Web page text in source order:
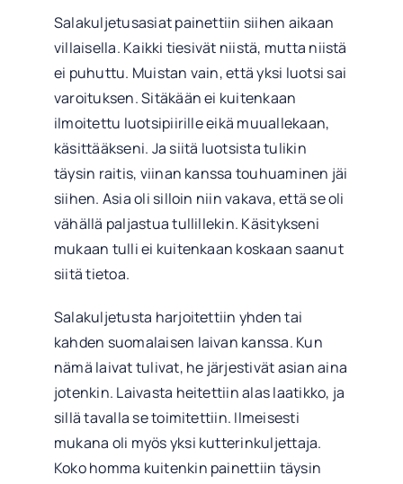
Salakuljetusasiat painettiin siihen aikaan
villaisella. Kaikki tiesivät niistä, mutta niistä
ei puhuttu. Muistan vain, että yksi luotsi sai
varoituksen. Sitäkään ei kuitenkaan
ilmoitettu luotsipiirille eikä muuallekaan,
käsittääkseni. Ja siitä luotsista tulikin
täysin raitis, viinan kanssa touhuaminen jäi
siihen. Asia oli silloin niin vakava, että se oli
vähällä paljastua tullillekin. Käsitykseni
mukaan tulli ei kuitenkaan koskaan saanut
siitä tietoa.
Salakuljetusta harjoitettiin yhden tai
kahden suomalaisen laivan kanssa. Kun
nämä laivat tulivat, he järjestivät asian aina
jotenkin. Laivasta heitettiin alas laatikko, ja
sillä tavalla se toimitettiin. Ilmeisesti
mukana oli myös yksi kutterinkuljettaja.
Koko homma kuitenkin painettiin täysin